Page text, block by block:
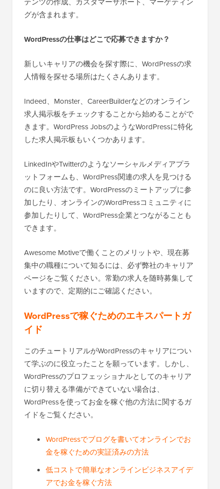
グが含まれます。
WordPressの仕事はどこで応募できますか？
新しいキャリアの機会を探す際に、WordPressの求
人情報を探せる場所はたくさんあります。
Indeed、Monster、CareerBuilderなどのオンライン
求人掲示板をチェックすることから始めることがで
きます。WordPress JobsのようなWordPressに特化
した求人掲示板もいくつかあります。
LinkedInやTwitterのようなソーシャルメディアプラ
ットフォームも、WordPress関連の求人を見つける
のに良い方法です。WordPressのミートアップに参
加したり、オンラインのWordPressコミュニティに
参加したりして、WordPress企業とつながることも
できます。
Awesome Motiveで働くことのメリットや、現在募
集中の職種について知るには、必ず弊社のキャリア
ページをご覧ください。常勤の求人を随時募集して
いますので、定期的にご確認ください。
WordPressで稼ぐためのエキスパートガ
イド
このチュートリアルがWordPressのキャリアについ
て学ぶのに役立ったことを願っています。しかし、
WordPressのプロフェッショナルとしてのキャリア
に切り替える準備ができていない場合は、
WordPressを使ってお金を稼ぐ他の方法に関するガ
イドをご覧ください。
WordPressでブログを書いてオンラインでお
金を稼ぐための実証済みの方法
低コストで簡単なオンラインビジネスアイデ
アでお金を稼ぐ方法